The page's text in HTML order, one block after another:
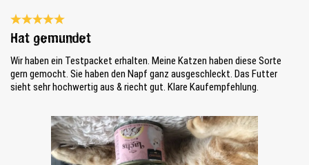
Bewertung mit 5 von 5 Sternen
Hat gemundet
Wir haben ein Testpacket erhalten. Meine Katzen haben diese Sorte
gern gemocht. Sie haben den Napf ganz ausgeschleckt. Das Futter
sieht sehr hochwertig aus & riecht gut. Klare Kaufempfehlung.
Bildergalerie überspringen